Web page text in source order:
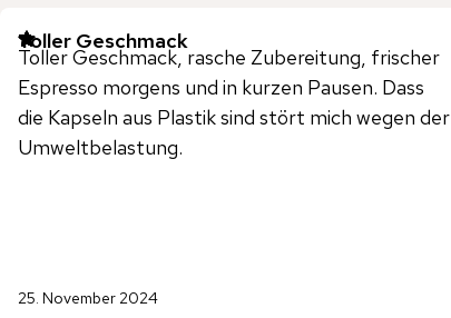
Toller Geschmack
Toller Geschmack, rasche Zubereitung, frischer
Espresso morgens und in kurzen Pausen. Dass
die Kapseln aus Plastik sind stört mich wegen der
Umweltbelastung.
25. November 2024